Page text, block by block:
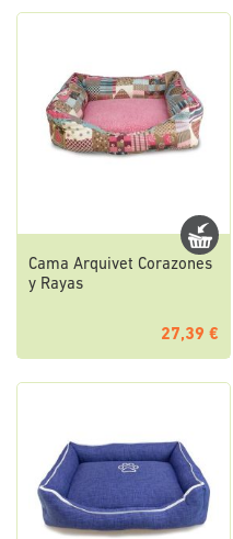
Cama Arquivet Corazones
y Rayas
27,39 €